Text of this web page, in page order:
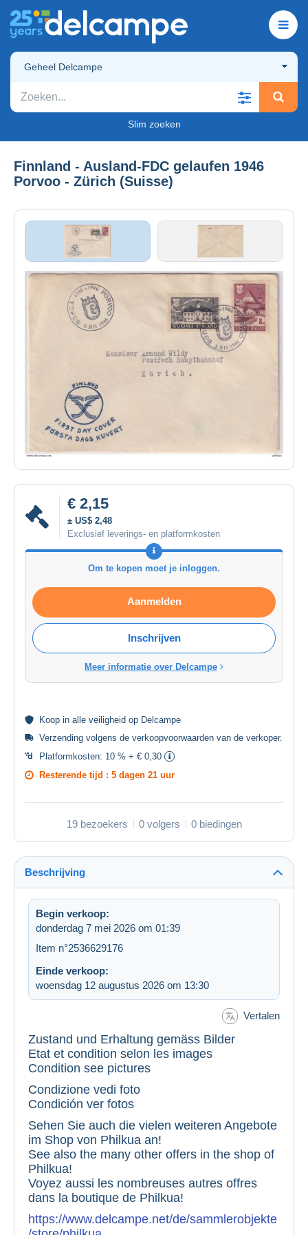
Geheel Delcampe
Slim zoeken
Finnland - Ausland-FDC gelaufen 1946
Porvoo - Zürich (Suisse)
€ 2,15
± US$ 2,48
Exclusief leverings- en platformkosten
Om te kopen moet je inloggen.
Aanmelden
Inschrijven
Meer informatie over Delcampe
Koop in alle veiligheid op Delcampe
Verzending volgens de verkoopvoorwaarden van de verkoper.
Platformkosten: 10 % + € 0,30
Resterende tijd : 5 dagen 21 uur
19 bezoekers 0 volgers 0 biedingen
Beschrijving
Begin verkoop:
donderdag 7 mei 2026 om 01:39
Item n°2536629176
Einde verkoop:
woensdag 12 augustus 2026 om 13:30
Vertalen
Zustand und Erhaltung gemäss Bilder
Etat et condition selon les images
Condition see pictures
Condizione vedi foto
Condición ver fotos
Sehen Sie auch die vielen weiteren Angebote
im Shop von Philkua an!
See also the many other offers in the shop of
Philkua!
Voyez aussi les nombreuses autres offres
dans la boutique de Philkua!
https://www.delcampe.net/de/sammlerobjekte